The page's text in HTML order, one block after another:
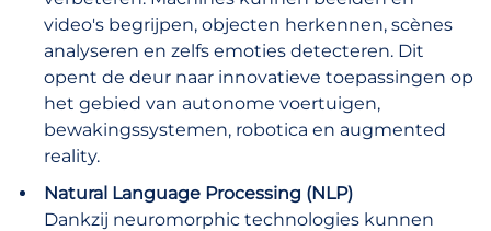
video's begrijpen, objecten herkennen, scènes
analyseren en zelfs emoties detecteren. Dit
opent de deur naar innovatieve toepassingen op
het gebied van autonome voertuigen,
bewakingssystemen, robotica en augmented
reality.
Natural Language Processing (NLP)
Dankzij neuromorphic technologies kunnen